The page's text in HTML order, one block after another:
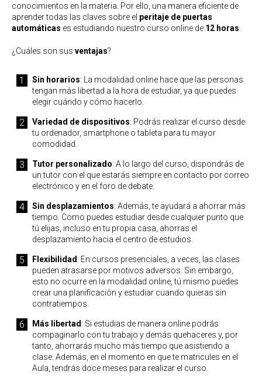
conocimientos en la materia. Por ello, una manera eficiente de
aprender todas las claves sobre el peritaje de puertas
automáticas es estudiando nuestro curso online de 12 horas
¿Cuáles son sus ventajas?
Sin horarios: La modalidad online hace que las personas
tengan más libertad a la hora de estudiar, ya que puedes
elegir cuándo y cómo hacerlo.
Variedad de dispositivos: Podrás realizar el curso desde
tu ordenador, smartphone o tableta para tu mayor
comodidad.
Tutor personalizado: A lo largo del curso, dispondrás de
un tutor con el que estarás siempre en contacto por correo
electrónico y en el foro de debate.
Sin desplazamientos: Además, te ayudará a ahorrar más
tiempo. Como puedes estudiar desde cualquier punto que
tú elijas, incluso en tu propia casa, ahorras el
desplazamiento hacia el centro de estudios.
Flexibilidad : En cursos presenciales, a veces, las clases
pueden atrasarse por motivos adversos. Sin embargo,
esto no ocurre en la modalidad online, tú mismo puedes
crear una planificación y estudiar cuando quieras sin
contratiempos.
Más libertad : Si estudias de manera online podrás
compaginarlo con tu trabajo y demás quehaceres y, por
tanto, ahorrarás mucho más tiempo que asistiendo a
clase. Además, en el momento en que te matricules en el
Aula, tendrás doce meses para realizar el curso.